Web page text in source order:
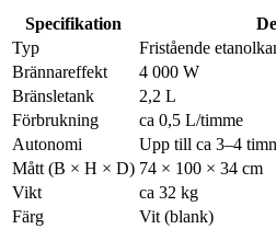
Specifikation
Typ
Fristående
Brännareffekt
4 000 W
Bränsletank
2,2 L
Förbrukning
ca 0,5 L/timme
Autonomi
Upp till ca 3–4
Mått (B × H × D) 74 × 100 × 34 cm
Vikt
ca 32 kg
Färg
Vit (blank)